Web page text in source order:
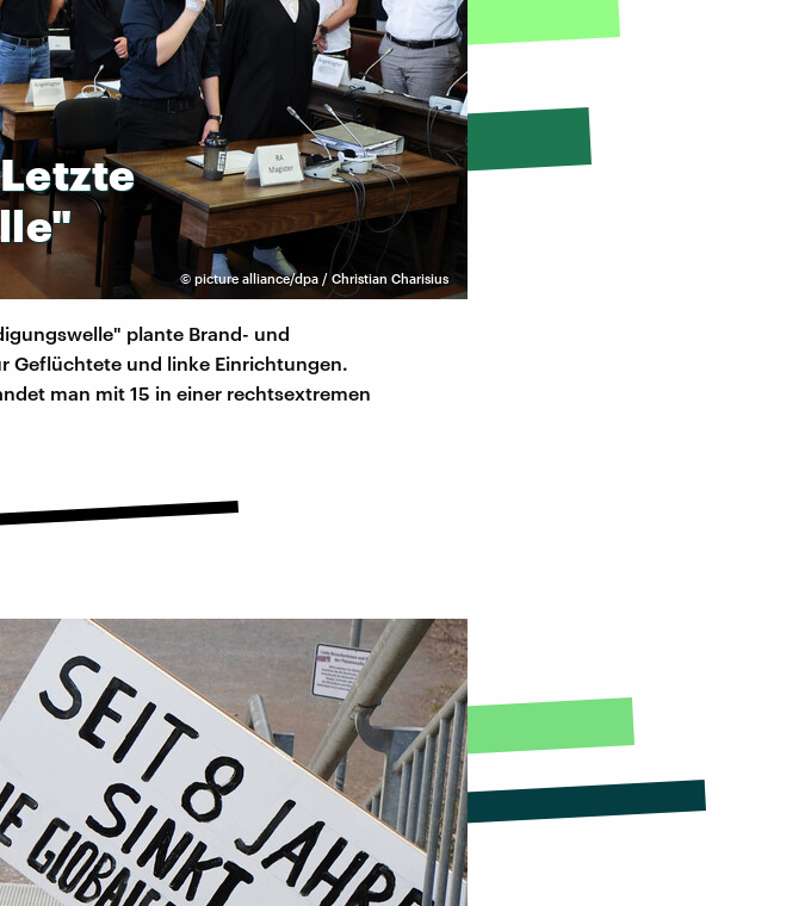
© picture alliance/dpa / Christian Charisius
plante Brand- und
Geflüchtete und linke Einrichtungen.
man mit 15 in einer rechtsextremen